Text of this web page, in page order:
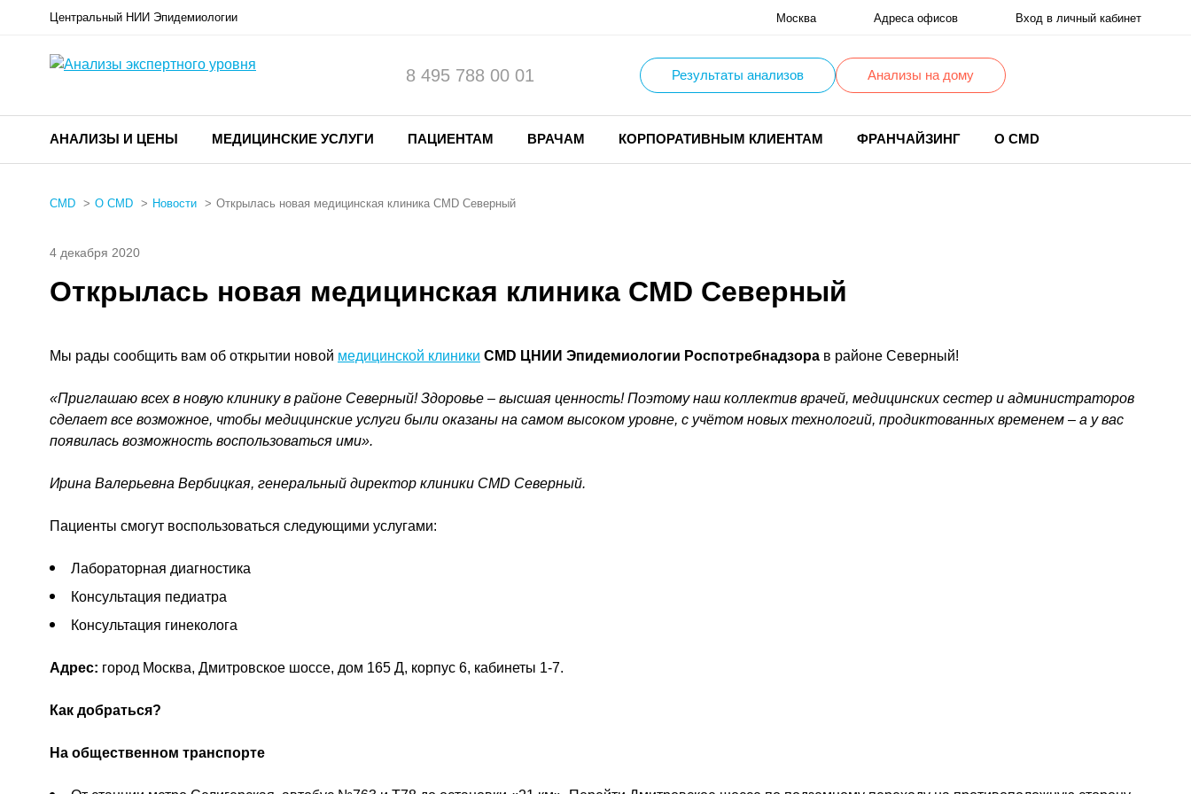
Центральный НИИ Эпидемиологии Москва Адреса офисов Вход в личный кабинет
8 495 788 00 01 Результаты анализов Анализы на дому
АНАЛИЗЫ И ЦЕНЫ МЕДИЦИНСКИЕ УСЛУГИ ПАЦИЕНТАМ ВРАЧАМ КОРПОРАТИВНЫМ КЛИЕНТАМ ФРАНЧАЙЗИНГ О CMD
CMD О CMD Новости Открылась новая медицинская клиника CMD Северный
4 декабря 2020
Открылась новая медицинская клиника CMD Северный
Мы рады сообщить вам об открытии новой медицинской клиники CMD ЦНИИ Эпидемиологии Роспотребнадзора в районе Северный!
«Приглашаю всех в новую клинику в районе Северный! Здоровье – высшая ценность! Поэтому наш коллектив врачей, медицинских сестер и администраторов
сделает все возможное, чтобы медицинские услуги были оказаны на самом высоком уровне, с учётом новых технологий, продиктованных временем – а у вас
появилась возможность воспользоваться ими».
Ирина Валерьевна Вербицкая, генеральный директор клиники СMD Северный.
Пациенты смогут воспользоваться следующими услугами:
Лабораторная диагностика
Консультация педиатра
Консультация гинеколога
Адрес: город Москва, Дмитровское шоссе, дом 165 Д, корпус 6, кабинеты 1-7.
Как добраться?
На общественном транспорте